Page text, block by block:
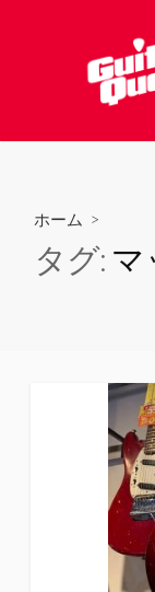
へ
ホーム >
タグ: マ